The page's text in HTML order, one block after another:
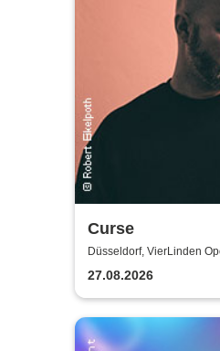
Curse
Düsseldorf, VierLinden
27.08.2026